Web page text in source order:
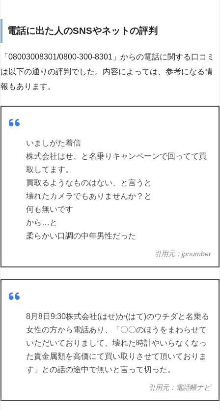
電話に出た人のSNSやネットの評判
「08003008301/0800-300-8301」からの電話に関する口コミ
は以下の通りの評判でした。内容によっては、参考になる情
報もあります。
いましがた着信
株式会社はせ、と名乗りキャンペーンで回ってて買
取してます。
買取るようなものはない、と言うと
壊れたカメラでもありませんか？と
何も無いです
から…と
柔らかい口調の中年男性だった
引用元：jpnumber
8月8日9:30株式会社(はせ)か(はて)のウチダと名乗る
女性の方から電話あり、「〇〇のほうをまわらせて
いただいておりまして、壊れた時計やいらなくなっ
た貴金属類を高価にて買い取りさせて頂いておりま
す」との話の途中で無いと言って切った。
引用元：電話帳ナビ